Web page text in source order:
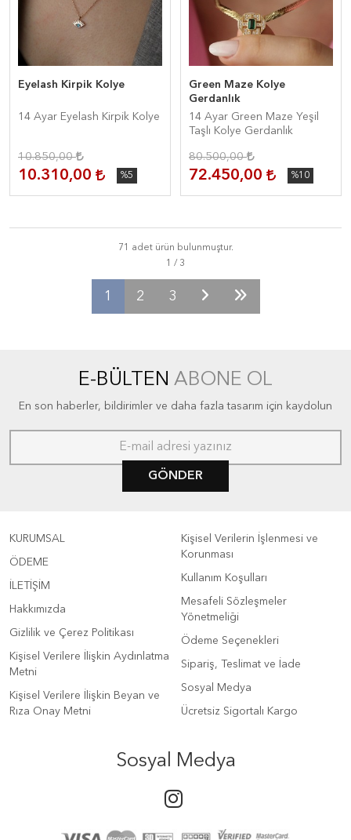
Eyelash Kirpik Kolye
14 Ayar Eyelash Kirpik Kolye
10.850,00
10.310,00 %5
Green Maze Kolye
Gerdanlık
14 Ayar Green Maze Yeşil
Taşlı Kolye Gerdanlık
80.500,00
72.450,00 %10
71 adet ürün bulunmuştur.
1 2 3
E-BÜLTEN ABONE OL
En son haberler, bildirimler ve daha fazla tasarım için kaydolun
GÖNDER
KURUMSAL
ÖDEME
İLETİŞİM
Hakkımızda
Gizlilik ve Çerez Politikası
Kişisel Verilere İlişkin Aydınlatma
Metni
Kişisel Verilere İlişkin Beyan ve
Rıza Onay Metni
Kişisel Verilerin İşlenmesi ve
Korunması
Kullanım Koşulları
Mesafeli Sözleşmeler
Yönetmeliği
Ödeme Seçenekleri
Sipariş, Teslimat ve İade
Sosyal Medya
Ücretsiz Sigortalı Kargo
Sosyal Medya